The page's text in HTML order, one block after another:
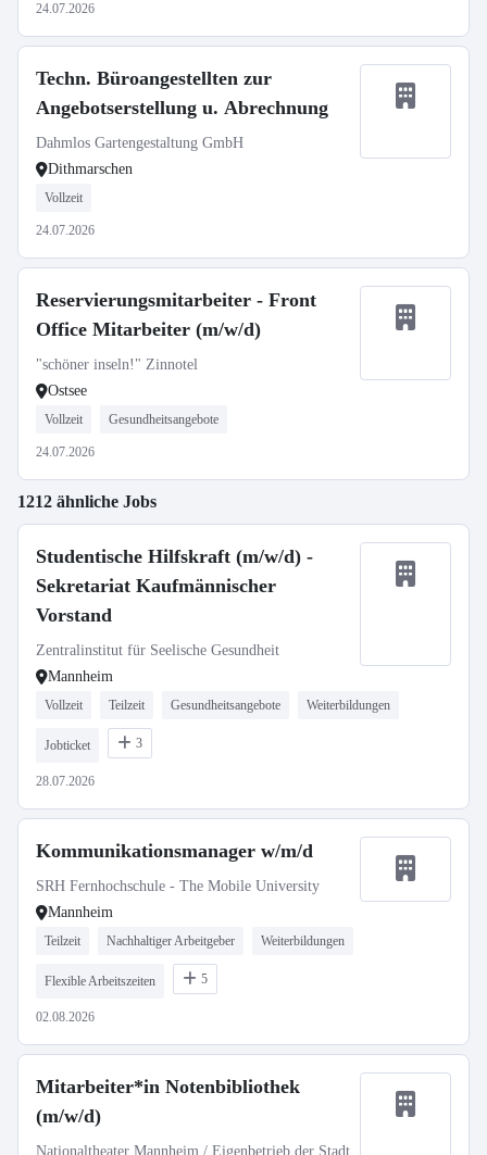
24.07.2026
Techn. Büroangestellten zur
Angebotserstellung u. Abrechnung
Dahmlos Gartengestaltung GmbH
Dithmarschen
Vollzeit
24.07.2026
Reservierungsmitarbeiter - Front
Office Mitarbeiter (m/w/d)
"schöner inseln!" Zinnotel
Ostsee
Vollzeit Gesundheitsangebote
24.07.2026
1212 ähnliche Jobs
Studentische Hilfskraft (m/w/d) -
Sekretariat Kaufmännischer
Vorstand
Zentralinstitut für Seelische Gesundheit
Mannheim
Vollzeit Teilzeit Gesundheitsangebote Weiterbildungen
Jobticket 3
28.07.2026
Kommunikationsmanager w/m/d
SRH Fernhochschule - The Mobile University
Mannheim
Teilzeit Nachhaltiger Arbeitgeber Weiterbildungen
Flexible Arbeitszeiten 5
02.08.2026
Mitarbeiter*in Notenbibliothek
(m/w/d)
Nationaltheater Mannheim / Eigenbetrieb der Stadt